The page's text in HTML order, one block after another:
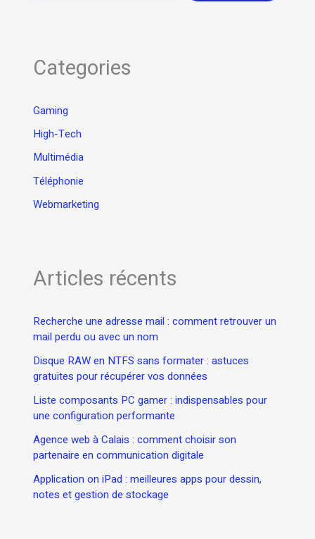
Categories
Gaming
High-Tech
Multimédia
Téléphonie
Webmarketing
Articles récents
Recherche une adresse mail : comment retrouver un
mail perdu ou avec un nom
Disque RAW en NTFS sans formater : astuces
gratuites pour récupérer vos données
Liste composants PC gamer : indispensables pour
une configuration performante
Agence web à Calais : comment choisir son
partenaire en communication digitale
Application on iPad : meilleures apps pour dessin,
notes et gestion de stockage